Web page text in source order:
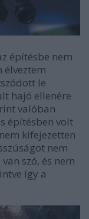
építésbe nem
élveztem
le
hajó ellenére
valóban
építésben volt
kifejezetten
nem
szó, és nem
így a